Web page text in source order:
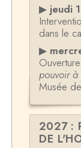
▶ jeudi
dans le
▶
pouvoir
Musée
2027 :
DE